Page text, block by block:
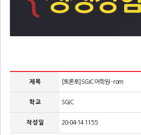
제 목 [토론토] SGIC 어학원 - rom
학 교 SGIC
작 성 일 20-04-14 11:55